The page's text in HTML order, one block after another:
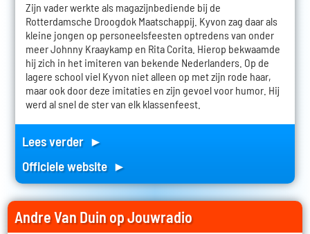
Zijn vader werkte als magazijnbediende bij de
Rotterdamsche Droogdok Maatschappij. Kyvon zag daar als
kleine jongen op personeelsfeesten optredens van onder
meer Johnny Kraaykamp en Rita Corita. Hierop bekwaamde
hij zich in het imiteren van bekende Nederlanders. Op de
lagere school viel Kyvon niet alleen op met zijn rode haar,
maar ook door deze imitaties en zijn gevoel voor humor. Hij
werd al snel de ster van elk klassenfeest.
Lees verder ►
Officiele website ►
Andre Van Duin op Jouwradio